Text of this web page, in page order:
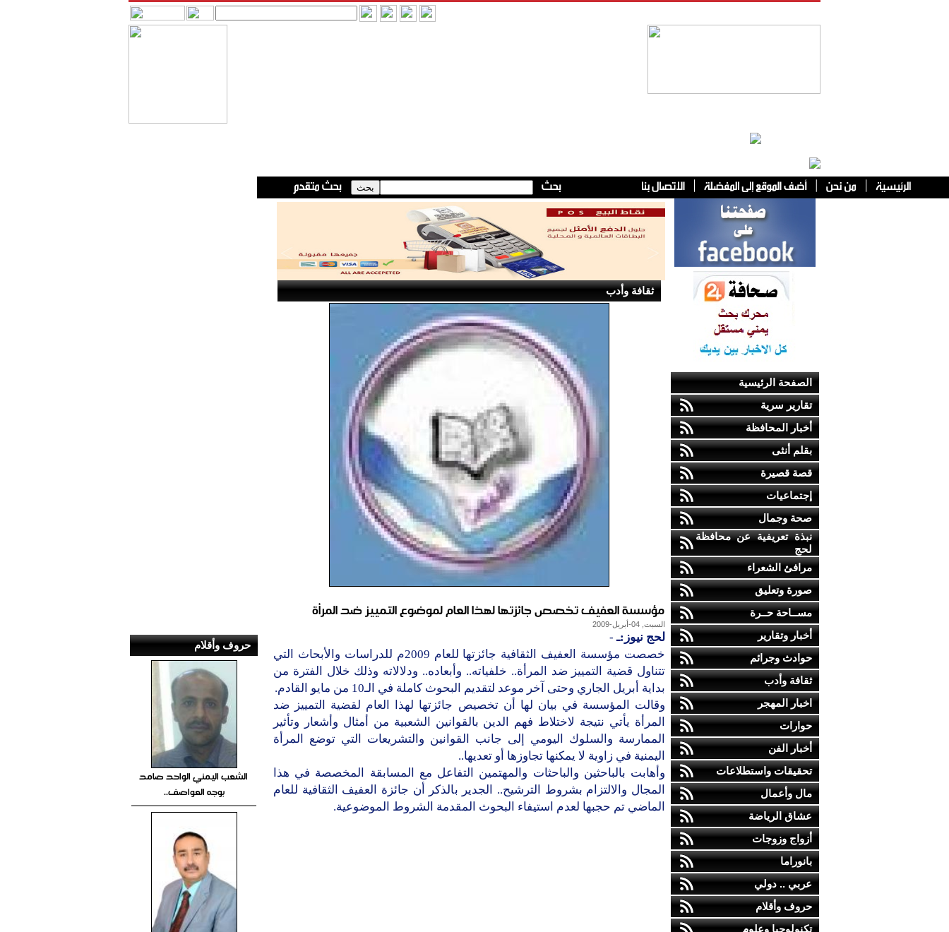
الصفحة الرئيسية
تقارير سرية
أخبار المحافظة
بقلم أنثى
قصة قصيرة
إجتماعيات
صحة وجمال
نبذة تعريفية عن محافظة
لحج
مرافئ الشعراء
صورة وتعليق
مســاحة حــرة
أخبار وتقارير
حوادث وجرائم
ثقافة وأدب
اخبار المهجر
حوارات
أخبار الفن
تحقيقات واستطلاعات
مال وأعمال
عشاق الرياضة
أزواج وزوجات
بانوراما
عربي .. دولي
حروف وأقلام
تكنولوجيا وعلوم
ثقافة وأدب
مؤسسة العفيف تخصص جائزتها لهذا العام لموضوع التمييز ضد المرأة
السبت, 04-أبريل-2009
لحج نيوز:ـ-
خصصت مؤسسة العفيف الثقافية جائزتها للعام 2009م للدراسات والأبحاث التي
تتناول قضية التمييز ضد المرأة.. خلفياته.. وأبعاده.. ودلالاته وذلك خلال الفترة من
بداية أبريل الجاري وحتى آخر موعد لتقديم البحوث كاملة في الـ10 من مايو القادم.
وقالت المؤسسة في بيان لها أن تخصيص جائزتها لهذا العام لقضية التمييز ضد
المرأة يأتي نتيجة لاختلاط فهم الدين بالقوانين الشعبية من أمثال وأشعار وتأثير
الممارسة والسلوك اليومي إلى جانب القوانين والتشريعات التي توضع المرأة
اليمنية في زاوية لا يمكنها تجاوزها أو تعديها..
وأهابت بالباحثين والباحثات والمهتمين التفاعل مع المسابقة المخصصة في هذا
المجال والالتزام بشروط الترشيح.. الجدير بالذكر أن جائزة العفيف الثقافية للعام
الماضي تم حجبها لعدم استيفاء البحوث المقدمة الشروط الموضوعية.
حروف وأقلام
الشعب اليمني الواحد صامد
بوجه العواصف..